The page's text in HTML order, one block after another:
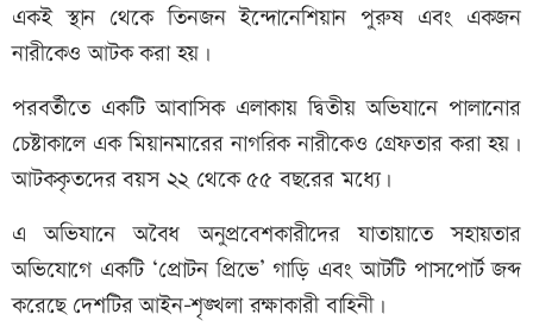
একই স্থান থেকে তিনজন ইন্দোনেশিয়ান পুরুষ এবং একজন
নারীকেও আটক করা হয়।
পরবর্তীতে একটি আবাসিক এলাকায় দ্বিতীয় অভিযানে পালানোর
চেষ্টাকালে এক মিয়ানমারের নাগরিক নারীকেও গ্রেফতার করা হয়।
আটককৃতদের বয়স ২২ থেকে ৫৫ বছরের মধ্যে।
এ অভিযানে অবৈধ অনুপ্রবেশকারীদের যাতায়াতে সহায়তার
অভিযোগে একটি ‘প্রোটন প্রিভে’ গাড়ি এবং আটটি পাসপোর্ট জব্দ
করেছে দেশটির আইন-শৃঙ্খলা রক্ষাকারী বাহিনী।